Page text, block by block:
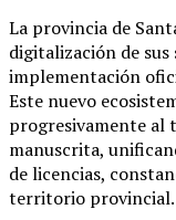
La provincia de
digitalización de
implementación
Este nuevo
progresivamente al
manuscrita,
de licencias,
territorio provincial.